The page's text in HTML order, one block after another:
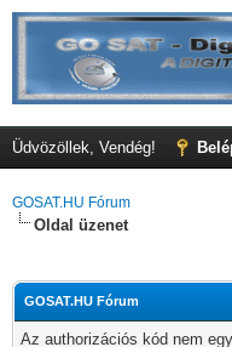
Üdvözöllek, Vendég!
GOSAT.HU Fórum
Oldal üzenet
GOSAT.HU Fórum
Az authorizációs kód nem